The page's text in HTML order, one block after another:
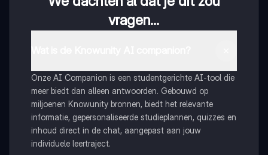
vragen...
Onze AI Companion is een studentgerichte AI-tool die
meer biedt dan alleen antwoorden. Gebouwd op
miljoenen Knowunity bronnen, biedt het relevante
informatie, gepersonaliseerde studieplannen, quizzes en
inhoud direct in de chat, aangepast aan jouw
individuele leertraject.